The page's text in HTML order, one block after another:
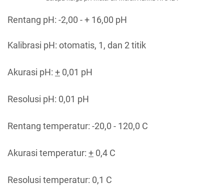
Rentang pH: -2,00 - + 16,00 pH
Kalibrasi pH: otomatis, 1, dan 2 titik
Akurasi pH: + 0,01 pH
Resolusi pH: 0,01 pH
Rentang temperatur: -20,0 - 120,0 C
Akurasi temperatur: + 0,4 C
Resolusi temperatur: 0,1 C